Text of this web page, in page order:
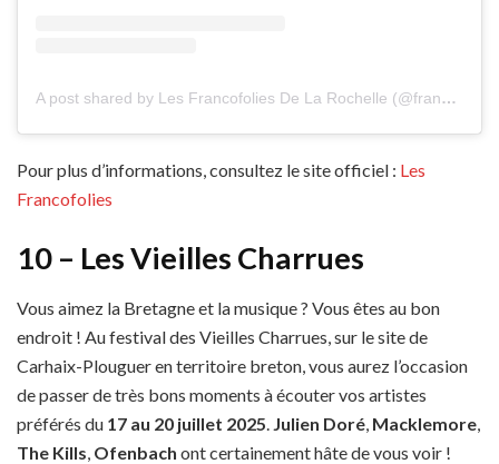
A post shared by Les Francofolies De La Rochelle (@francofolieslarochelle)
Pour plus d’informations, consultez le site officiel : Les
Francofolies
10 – Les Vieilles Charrues
Vous aimez la Bretagne et la musique ? Vous êtes au bon
endroit ! Au festival des Vieilles Charrues, sur le site de
Carhaix-Plouguer en territoire breton, vous aurez l’occasion
de passer de très bons moments à écouter vos artistes
préférés du 17 au 20 juillet 2025. Julien Doré, Macklemore,
The Kills, Ofenbach ont certainement hâte de vous voir !